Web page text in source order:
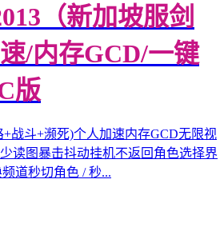
（新加坡服剑
/内存GCD/一键
版
战斗+濒死)个人加速内存GCD无限视
读图暴击抖动挂机不返回角色选择界
道秒切角色 / 秒...